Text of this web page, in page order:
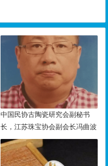
中国民协古陶瓷研究会副秘书
长，江苏珠宝协会副会长冯曲波